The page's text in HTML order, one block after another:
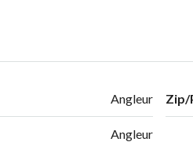
Angleur
Angleur
Zip/